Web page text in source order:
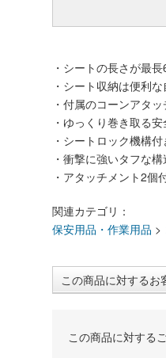
・シートの長さが最
・シート収納は便利な
・付属のコーンアタ
・ゆっくり巻き取る
・シートロック機構付
・衝撃に強いタフな構
・アタッチメント2個
関連カテゴリ：
保安用品・作業用品 >
この商品に対するお
この商品に対する